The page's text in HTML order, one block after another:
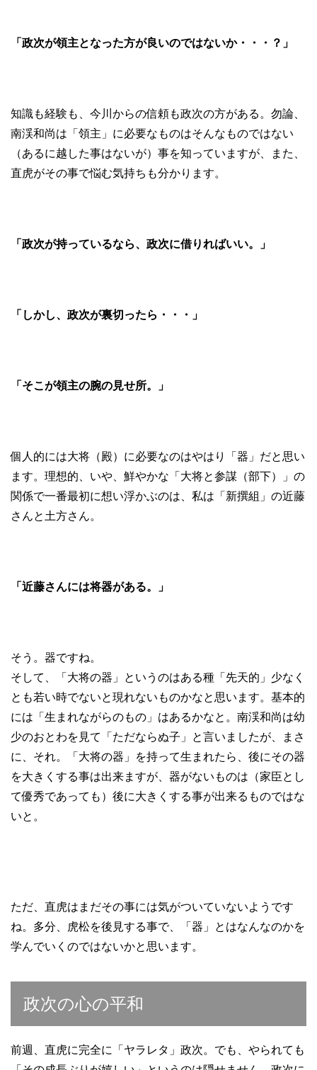
「政次が領主となった方が良いのではないか・・・？」
知識も経験も、今川からの信頼も政次の方がある。勿論、
南渓和尚は「領主」に必要なものはそんなものではない
（あるに越した事はないが）事を知っていますが、また、
直虎がその事で悩む気持ちも分かります。
「政次が持っているなら、政次に借りればいい。」
「しかし、政次が裏切ったら・・・」
「そこが領主の腕の見せ所。」
個人的には大将（殿）に必要なのはやはり「器」だと思い
ます。理想的、いや、鮮やかな「大将と参謀（部下）」の
関係で一番最初に想い浮かぶのは、私は「新撰組」の近藤
さんと土方さん。
「近藤さんには将器がある。」
そう。器ですね。
そして、「大将の器」というのはある種「先天的」少なく
とも若い時でないと現れないものかなと思います。基本的
には「生まれながらのもの」はあるかなと。南渓和尚は幼
少のおとわを見て「ただならぬ子」と言いましたが、まさ
に、それ。「大将の器」を持って生まれたら、後にその器
を大きくする事は出来ますが、器がないものは（家臣とし
て優秀であっても）後に大きくする事が出来るものではな
いと。
ただ、直虎はまだその事には気がついていないようです
ね。多分、虎松を後見する事で、「器」とはなんなのかを
学んでいくのではないかと思います。
政次の心の平和
前週、直虎に完全に「ヤラレタ」政次。でも、やられても